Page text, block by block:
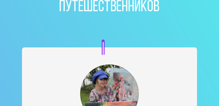
ПУТЕШЕСТВЕННИКОВ